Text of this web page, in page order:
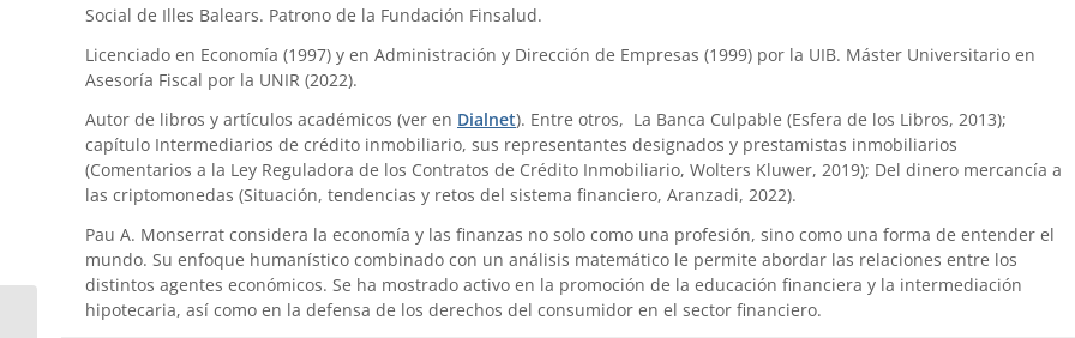
Social de Illes Balears. Patrono de la Fundación Finsalud.
Licenciado en Economía (1997) y en Administración y Dirección de Empresas (1999) por la UIB. Máster Universitario en
Asesoría Fiscal por la UNIR (2022).
Autor de libros y artículos académicos (ver en Dialnet). Entre otros, La Banca Culpable (Esfera de los Libros, 2013);
capítulo Intermediarios de crédito inmobiliario, sus representantes designados y prestamistas inmobiliarios
(Comentarios a la Ley Reguladora de los Contratos de Crédito Inmobiliario, Wolters Kluwer, 2019); Del dinero mercancía a
las criptomonedas (Situación, tendencias y retos del sistema financiero, Aranzadi, 2022).
Pau A. Monserrat considera la economía y las finanzas no solo como una profesión, sino como una forma de entender el
mundo. Su enfoque humanístico combinado con un análisis matemático le permite abordar las relaciones entre los
distintos agentes económicos. Se ha mostrado activo en la promoción de la educación financiera y la intermediación
hipotecaria, así como en la defensa de los derechos del consumidor en el sector financiero.
El calor se Actibva y altera nuestro